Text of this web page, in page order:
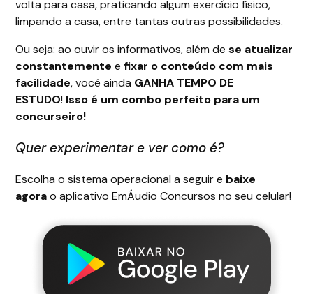
volta para casa, praticando algum exercício físico,
limpando a casa, entre tantas outras possibilidades.
Ou seja: ao ouvir os informativos, além dese atualizar
constantemente e fixar o conteúdo com mais
facilidade, você ainda GANHA TEMPO DE
ESTUDO! Isso é um combo perfeito para um
concurseiro!
Quer experimentar e ver como é?
Escolha o sistema operacional a seguir e baixe
agorao aplicativo EmÁudio Concursos no seu celular!